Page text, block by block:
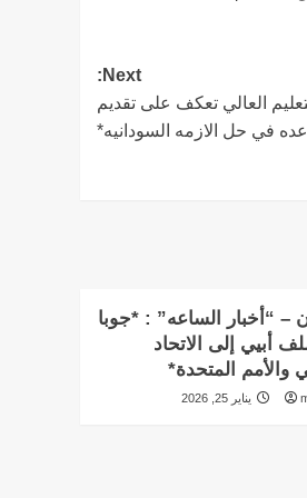
Next:
العالي تعكف على تقديم
في حل الازمه السودانيه*
– “أخبار الساعه” : *جوبا
أبيي إلى الاتحاد
والأمم المتحدة*
يناير 25, 2026